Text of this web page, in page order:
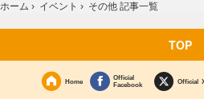
ホーム › イベント › その他 記事一覧
TOP
Home
Official
Facebook
Official